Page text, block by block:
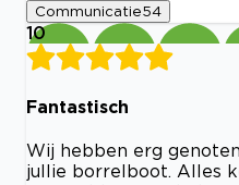
Communicatie54
10
Fantastisch
Wij hebben erg
jullie borrelboot. Alles